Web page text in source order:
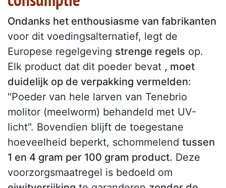
Ondanks het enthousiasme van fabrikanten
voor dit voedingsalternatief, legt de
Europese regelgeving strenge regels op.
Elk product dat dit poeder bevat , moet
duidelijk op de verpakking vermelden:
"Poeder van hele larven van Tenebrio
molitor (meelworm) behandeld met UV-
licht". Bovendien blijft de toegestane
hoeveelheid beperkt, schommelend tussen
1 en 4 gram per 100 gram product. Deze
voorzorgsmaatregel is bedoeld om